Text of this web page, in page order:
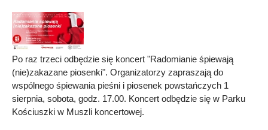
Po raz trzeci odbędzie się koncert "Radomianie śpiewają
(nie)zakazane piosenki". Organizatorzy zapraszają do
wspólnego śpiewania pieśni i piosenek powstańczych 1
sierpnia, sobota, godz. 17.00. Koncert odbędzie się w Parku
Kościuszki w Muszli koncertowej.